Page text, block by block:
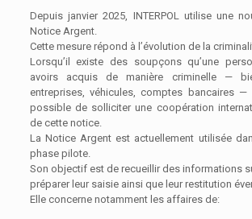
Depuis janvier 2025, INTERPOL utilise une
Notice Argent.
Cette mesure répond à l’évolution de la
Lorsqu’il existe des soupçons qu’une
avoirs acquis de manière criminelle —
entreprises, véhicules, comptes bancaires
possible de solliciter une coopération
de cette notice.
La Notice Argent est actuellement utilisée
phase pilote.
Son objectif est de recueillir des informations
préparer leur saisie ainsi que leur restitution
Elle concerne notamment les affaires de: